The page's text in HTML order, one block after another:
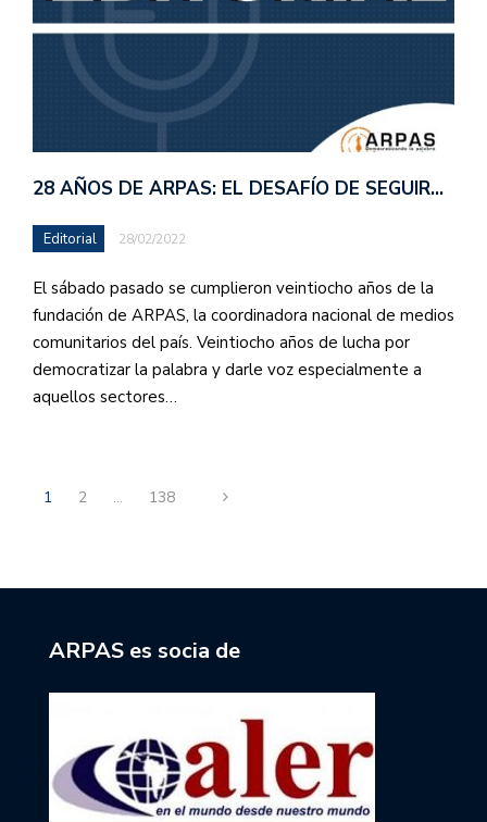
28 AÑOS DE ARPAS: EL DESAFÍO DE SEGUIR…
Editorial 28/02/2022
El sábado pasado se cumplieron veintiocho años de la
fundación de ARPAS, la coordinadora nacional de medios
comunitarios del país. Veintiocho años de lucha por
democratizar la palabra y darle voz especialmente a
aquellos sectores…
1 2 … 138
ARPAS es socia de